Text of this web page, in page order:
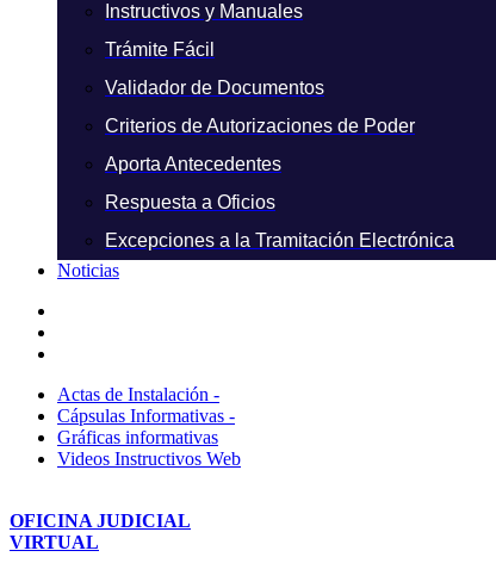
Instructivos y Manuales
Trámite Fácil
Validador de Documentos
Criterios de Autorizaciones de Poder
Aporta Antecedentes
Respuesta a Oficios
Excepciones a la Tramitación Electrónica
Noticias
Actas de Instalación -
Cápsulas Informativas -
Gráficas informativas
Videos Instructivos Web
OFICINA JUDICIAL
VIRTUAL